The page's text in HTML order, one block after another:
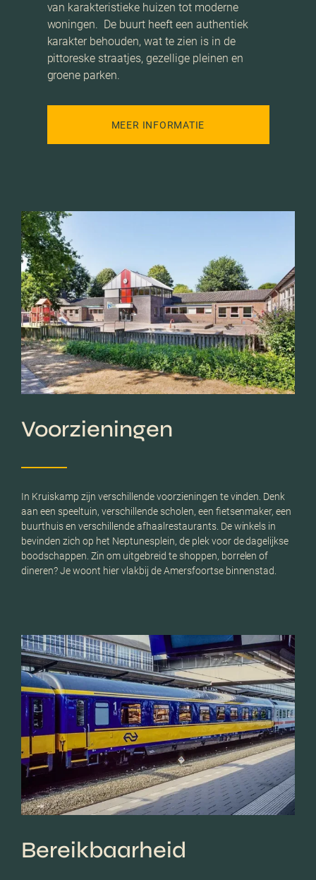
van karakteristieke huizen tot moderne
woningen. De buurt heeft een authentiek
karakter behouden, wat te zien is in de
pittoreske straatjes, gezellige pleinen en
groene parken.
MEER INFORMATIE
Voorzieningen
In Kruiskamp zijn verschillende voorzieningen te vinden. Denk
aan een speeltuin, verschillende scholen, een fietsenmaker, een
buurthuis en verschillende afhaalrestaurants. De winkels in
bevinden zich op het Neptunesplein, de plek voor de dagelijkse
boodschappen. Zin om uitgebreid te shoppen, borrelen of
dineren? Je woont hier vlakbij de Amersfoortse binnenstad.
Bereikbaarheid